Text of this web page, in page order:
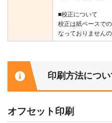
■校正について
校正は紙ベースで
なっておりません
印刷方法につい
オフセット印刷